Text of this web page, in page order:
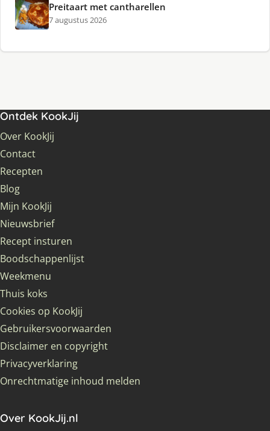
Preitaart met cantharellen
7 augustus 2026
Ontdek KookJij
Over KookJij
Contact
Recepten
Blog
Mijn KookJij
Nieuwsbrief
Recept insturen
Boodschappenlijst
Weekmenu
Thuis koks
Cookies op KookJij
Gebruikersvoorwaarden
Disclaimer en copyright
Privacyverklaring
Onrechtmatige inhoud melden
Over KookJij.nl